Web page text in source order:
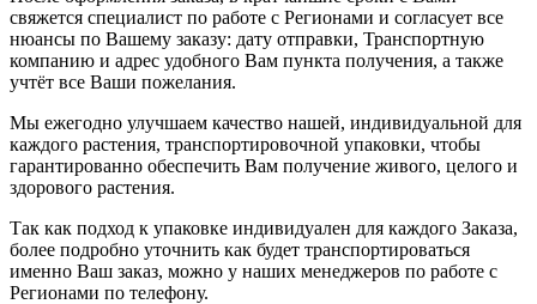
свяжется специалист по работе с Регионами и согласует все
нюансы по Вашему заказу: дату отправки, Транспортную
компанию и адрес удобного Вам пункта получения, а также
учтёт все Ваши пожелания.
Мы ежегодно улучшаем качество нашей, индивидуальной для
каждого растения, транспортировочной упаковки, чтобы
гарантированно обеспечить Вам получение живого, целого и
здорового растения.
Так как подход к упаковке индивидуален для каждого Заказа,
более подробно уточнить как будет транспортироваться
именно Ваш заказ, можно у наших менеджеров по работе с
Регионами по телефону.